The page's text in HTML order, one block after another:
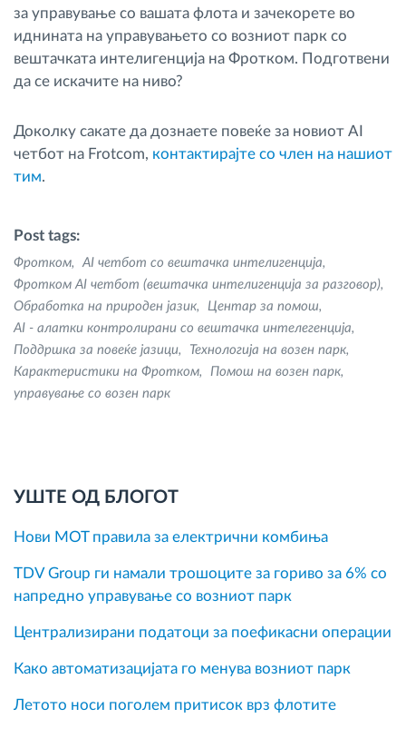
за управување со вашата флота и зачекорете во
иднината на управувањето со возниот парк со
вештачката интелигенција на Фротком. Подготвени
да се искачите на ниво?
Доколку сакате да дознаете повеќе за новиот AI
четбот на Frotcom, контактирајте со член на нашиот
тим.
Post tags:
Фротком
AI четбот со вештачка интелигенција
Фротком AI четбот (вештачка интелигенција за разговор)
Обработка на природен јазик
Центар за помош
AI - алатки контролирани со вештачка интелегенција
Поддршка за повеќе јазици
Технологија на возен парк
Карактеристики на Фротком
Помош на возен парк
управување со возен парк
УШТЕ ОД БЛОГОТ
Нови MOT правила за електрични комбиња
TDV Group ги намали трошоците за гориво за 6% со
напредно управување со возниот парк
Централизирани податоци за поефикасни операции
Како автоматизацијата го менува возниот парк
Летото носи поголем притисок врз флотите